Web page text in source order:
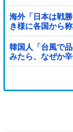
海外「日本は戦
き様に各国から
韓国人「台風で
みたら、なぜか
す…」